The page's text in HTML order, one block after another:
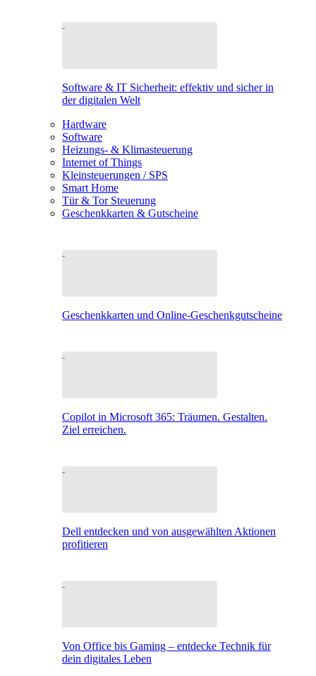
Software & IT Sicherheit: effektiv und sicher in
der digitalen Welt
Hardware
Software
Heizungs- & Klimasteuerung
Internet of Things
Kleinsteuerungen / SPS
Smart Home
Tür & Tor Steuerung
Geschenkkarten & Gutscheine
Geschenkkarten und Online-Geschenkgutscheine
Copilot in Microsoft 365: Träumen. Gestalten.
Ziel erreichen.
Dell entdecken und von ausgewählten Aktionen
profitieren
Von Office bis Gaming – entdecke Technik für
dein digitales Leben